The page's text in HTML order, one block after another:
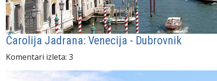
Čarolija Jadrana: Venecija - Dubrovnik
Komentari izleta: 3